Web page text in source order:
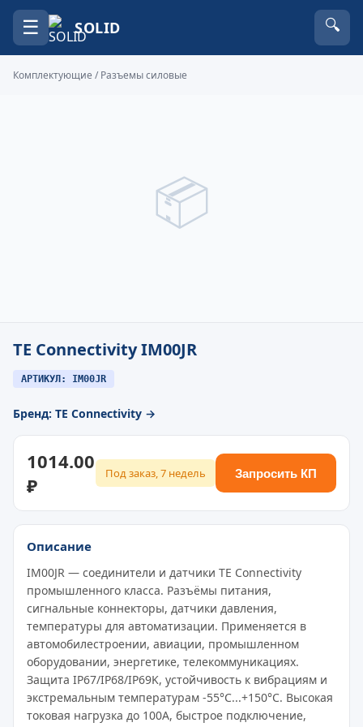
☰ SOLID 🔍
Комплектующие /Разъемы силовые
📦
TE Connectivity IM00JR
АРТИКУЛ: IM00JR
Бренд: TE Connectivity →
1014.00
₽
Под заказ, 7 недель Запросить КП
Описание
IM00JR — соединители и датчики TE Connectivity
промышленного класса. Разъёмы питания,
сигнальные коннекторы, датчики давления,
температуры для автоматизации. Применяется в
автомобилестроении, авиации, промышленном
оборудовании, энергетике, телекоммуникациях.
Защита IP67/IP68/IP69K, устойчивость к вибрациям и
экстремальным температурам -55°C...+150°C. Высокая
токовая нагрузка до 100A, быстрое подключение,